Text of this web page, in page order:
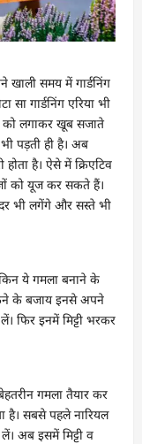
समय में गार्डनिंग
गार्डनिंग एरिया भी
को लगाकर खूब सजाते
पड़ती ही है। अब
है। ऐसे में क्रिएटिव
को यूज कर सकते हैं।
भी लगेंगे और सस्ते भी
ये गमला बनाने के
के बजाय इनसे अपने
फिर इनमें मिट्टी भरकर
गमला तैयार कर
है। सबसे पहले नारियल
अब इसमें मिट्टी व